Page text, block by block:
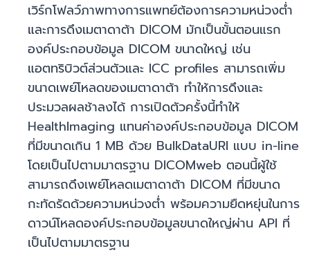
เวิร์กโฟลว์ภาพทางการแพทย์ต้องการความหน่วงต่ำ
และการดึงเมตาดาต้า DICOM มักเป็นขั้นตอนแรก
องค์ประกอบข้อมูล DICOM ขนาดใหญ่ เช่น
แอตทริบิวต์ส่วนตัวและ ICC profiles สามารถเพิ่ม
ขนาดเพย์โหลดของเมตาดาต้า ทำให้การดึงและ
ประมวลผลช้าลงได้ การเปิดตัวครั้งนี้ทำให้
HealthImaging แทนค่าองค์ประกอบข้อมูล DICOM
ที่มีขนาดเกิน 1 MB ด้วย BulkDataURI แบบ in-line
โดยเป็นไปตามมาตรฐาน DICOMweb ตอนนี้ผู้ใช้
สามารถดึงเพย์โหลดเมตาดาต้า DICOM ที่มีขนาด
กะทัดรัดด้วยความหน่วงต่ำ พร้อมความยืดหยุ่นในการ
ดาวน์โหลดองค์ประกอบข้อมูลขนาดใหญ่ผ่าน API ที่
เป็นไปตามมาตรฐาน